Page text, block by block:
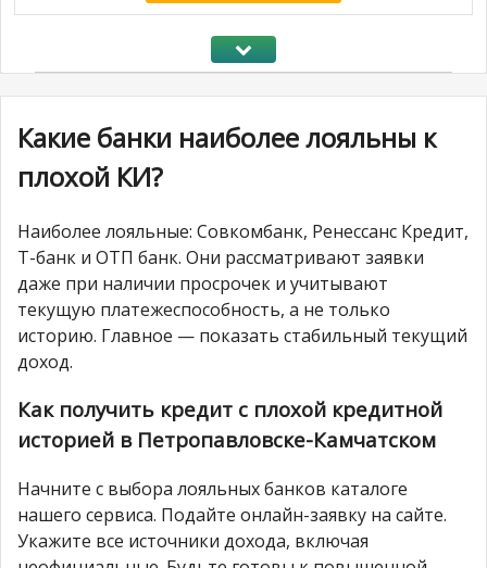
Какие банки наиболее лояльны к
плохой КИ?
Наиболее лояльные: Совкомбанк, Ренессанс Кредит,
Т-банк и ОТП банк. Они рассматривают заявки
даже при наличии просрочек и учитывают
текущую платежеспособность, а не только
историю. Главное — показать стабильный текущий
доход.
Как получить кредит с плохой кредитной
историей в Петропавловске-Камчатском
Начните с выбора лояльных банков каталоге
нашего сервиса. Подайте онлайн-заявку на сайте.
Укажите все источники дохода, включая